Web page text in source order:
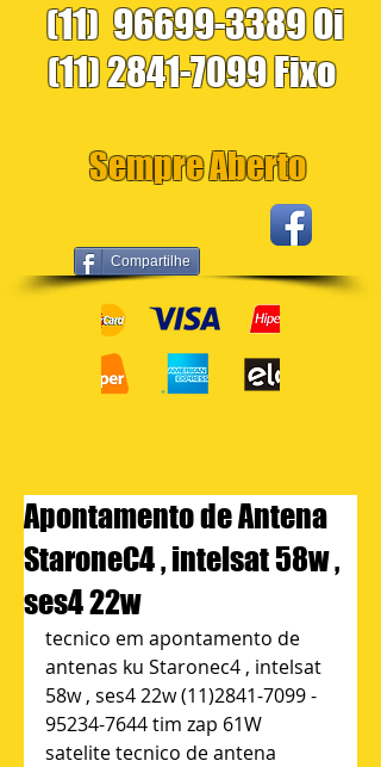
Compartilhe
(11) 96699-3389Oi
(11) 2841-7099Fixo
Sempre Aberto
Apontamento de Antena
StaroneC4 , intelsat 58w ,
ses4 22w
tecnico em apontamento de
antenas ku Staronec4 , intelsat
58w , ses4 22w (11)2841-7099 -
95234-7644 tim zap 61W
satelite tecnico de antena